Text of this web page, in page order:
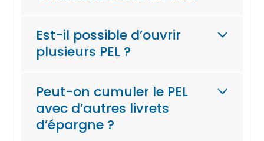
Est-il possible d’ouvrir
plusieurs PEL ?
Peut-on cumuler le PEL
avec d’autres livrets
d’épargne ?